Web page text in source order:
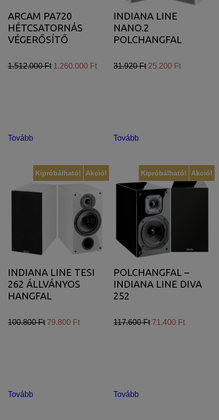
ARCAM PA720
HÉTCSATORNÁS
VÉGERŐSÍTŐ
1.512.000 Ft 1.260.000 Ft
Tovább
INDIANA LINE
NANO.2
POLCHANGFAL
31.920 Ft 25.200 Ft
Tovább
Akció!
Kipróbálható!
INDIANA LINE TESI
262 ÁLLVÁNYOS
HANGFAL
100.800 Ft 79.800 Ft
Tovább
Akció!
Kipróbálható!
POLCHANGFAL –
INDIANA LINE DIVA
252
117.600 Ft 71.400 Ft
Tovább